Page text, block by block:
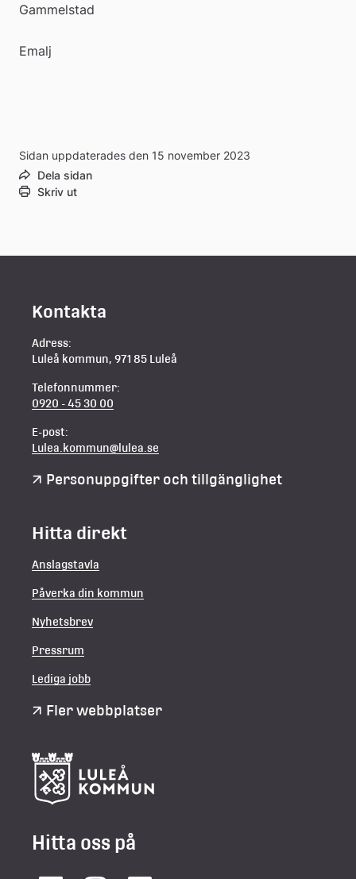
Gammelstad
Emalj
Sidan uppdaterades den 15 november 2023
Dela sidan
Skriv ut
Kontakta
Adress:
Luleå kommun, 971 85 Luleå
Telefonnummer:
0920 - 45 30 00
E-post:
Lulea.kommun@lulea.se
Personuppgifter och tillgänglighet
Hitta direkt
Anslagstavla
Påverka din kommun
Nyhetsbrev
Pressrum
Lediga jobb
Fler webbplatser
Hitta oss på